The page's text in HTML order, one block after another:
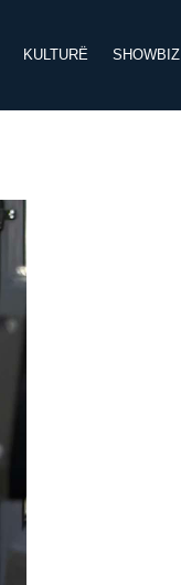
KULTURË SHOWBIZ